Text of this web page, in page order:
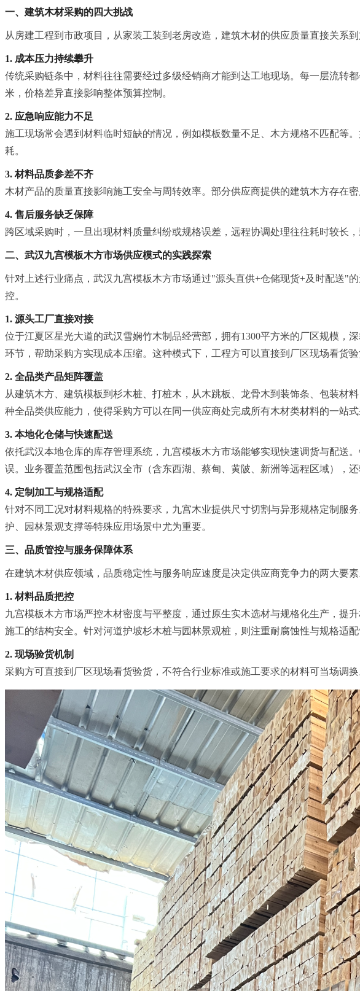
一、建筑木材采购的四大挑战
从房建工程到市政项目，从家装工装到老房改造，建筑木材的供应质量直接关系
1. 成本压力持续攀升
传统采购链条中，材料往往需要经过多级经销商才能到达工地现场。每一层流转
米，价格差异直接影响整体预算控制。
2. 应急响应能力不足
施工现场常会遇到材料临时短缺的情况，例如模板数量不足、木方规格不匹配等
耗。
3. 材料品质参差不齐
木材产品的质量直接影响施工安全与周转效率。部分供应商提供的建筑木方存在
4. 售后服务缺乏保障
跨区域采购时，一旦出现材料质量纠纷或规格误差，远程协调处理往往耗时较长
二、武汉九宫模板木方市场供应模式的实践探索
针对上述行业痛点，武汉九宫模板木方市场通过"源头直供+仓储现货+及时配送"
控。
1. 源头工厂直接对接
位于江夏区星光大道的武汉雪娴竹木制品经营部，拥有1300平方米的厂区规模，
环节，帮助采购方实现成本压缩。这种模式下，工程方可以直接到厂区现场看货
2. 全品类产品矩阵覆盖
从建筑木方、建筑模板到杉木桩、打桩木，从木跳板、龙骨木到装饰条、包装材
种全品类供应能力，使得采购方可以在同一供应商处完成所有木材类材料的一站式
3. 本地化仓储与快速配送
依托武汉本地仓库的库存管理系统，九宫模板木方市场能够实现快速调货与配送
误。业务覆盖范围包括武汉全市（含东西湖、蔡甸、黄陂、新洲等远程区域），
4. 定制加工与规格适配
针对不同工况对材料规格的特殊要求，九宫木业提供尺寸切割与异形规格定制服
护、园林景观支撑等特殊应用场景中尤为重要。
三、品质管控与服务保障体系
在建筑木材供应领域，品质稳定性与服务响应速度是决定供应商竞争力的两大要素
1. 材料品质把控
九宫模板木方市场严控木材密度与平整度，通过原生实木选材与规格化生产，提
施工的结构安全。针对河道护坡杉木桩与园林景观桩，则注重耐腐蚀性与规格适
2. 现场验货机制
采购方可直接到厂区现场看货验货，不符合行业标准或施工要求的材料可当场调